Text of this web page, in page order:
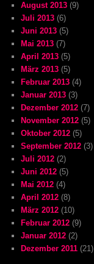
August 2013 (9)
Juli 2013 (6)
Juni 2013 (5)
Mai 2013 (7)
April 2013 (5)
März 2013 (5)
Februar 2013 (4)
Januar 2013 (3)
Dezember 2012 (7)
November 2012 (5)
Oktober 2012 (5)
September 2012 (3)
Juli 2012 (2)
Juni 2012 (5)
Mai 2012 (4)
April 2012 (8)
März 2012 (10)
Februar 2012 (9)
Januar 2012 (2)
Dezember 2011 (21)